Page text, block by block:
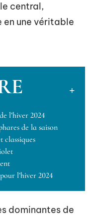
central,
une véritable
l’hiver 2024
de la saison
classiques
l’hiver 2024
dominantes de